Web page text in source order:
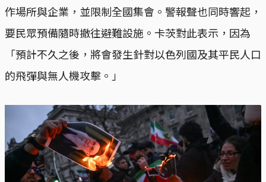
作場所與企業，並限制全國集會。警報聲也同時響起，
要民眾預備隨時撤往避難設施。卡茨對此表示，因為
「預計不久之後，將會發生針對以色列國及其平民人口
的飛彈與無人機攻擊。」